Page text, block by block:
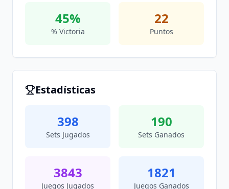
45%
% Victoria
22
Puntos
Estadísticas
398
Sets Jugados
190
Sets Ganados
3843
Juegos Jugados
1821
Juegos Ganados